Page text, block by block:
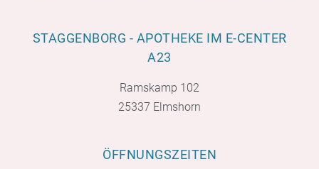
STAGGENBORG - APOTHEKE IM E-CENTER
A23
Ramskamp 102
25337 Elmshorn
ÖFFNUNGSZEITEN